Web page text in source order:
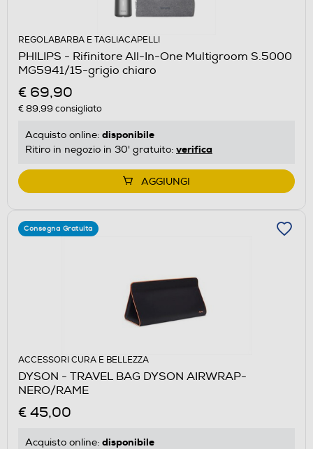
REGOLABARBA E TAGLIACAPELLI
PHILIPS - Rifinitore All-In-One Multigroom S.5000
MG5941/15-grigio chiaro
€ 69,90
€ 89,99 consigliato
Acquisto online: disponibile
Ritiro in negozio in 30' gratuito: verifica
AGGIUNGI
Consegna Gratuita
ACCESSORI CURA E BELLEZZA
DYSON - TRAVEL BAG DYSON AIRWRAP-
NERO/RAME
€ 45,00
Acquisto online: disponibile